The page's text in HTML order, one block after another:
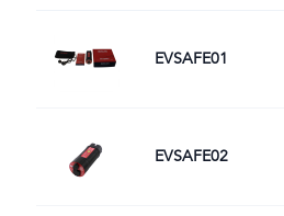
EVSAFE01
EVSAFE02